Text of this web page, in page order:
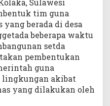
tim guna
yang berada di desa
beberapa waktu
setda
pembentukan
guna
lingkungan akibat
yang dilakukan oleh